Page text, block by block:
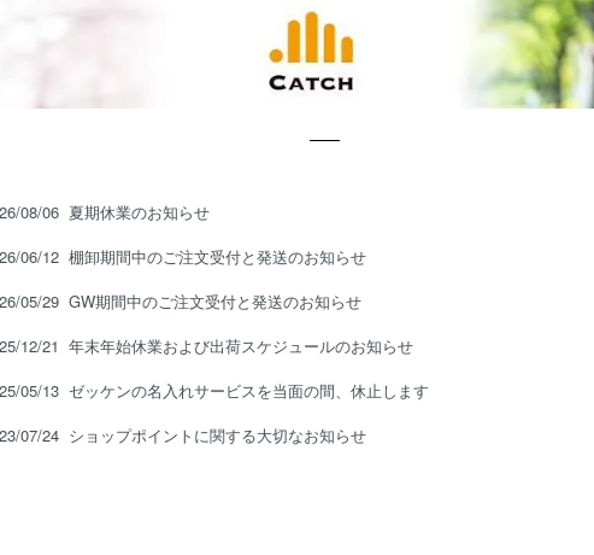
08/06 夏期休業のお知らせ
06/12 棚卸期間中のご注文受付と発送のお知らせ
05/29 GW期間中のご注文受付と発送のお知らせ
12/21 年末年始休業および出荷スケジュールのお知らせ
05/13 ゼッケンの名入れサービスを当面の間、休止します
07/24 ショップポイントに関する大切なお知らせ